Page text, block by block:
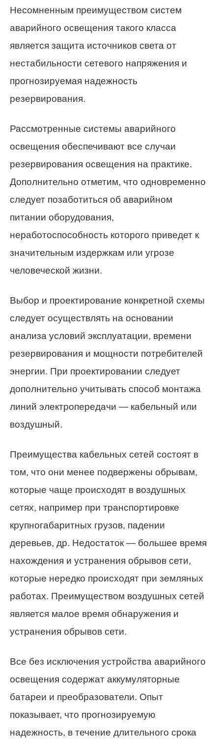
Несомненным преимуществом систем
аварийного освещения такого класса
является защита источников света от
нестабильности сетевого напряжения и
прогнозируемая надежность
резервирования.
Рассмотренные системы аварийного
освещения обеспечивают все случаи
резервирования освещения на практике.
Дополнительно отметим, что одновременно
следует позаботиться об аварийном
питании оборудования,
неработоспособность которого приведет к
значительным издержкам или угрозе
человеческой жизни.
Выбор и проектирование конкретной схемы
следует осуществлять на основании
анализа условий эксплуатации, времени
резервирования и мощности потребителей
энергии. При проектировании следует
дополнительно учитывать способ монтажа
линий электропередачи — кабельный или
воздушный.
Преимущества кабельных сетей состоят в
том, что они менее подвержены обрывам,
которые чаще происходят в воздушных
сетях, например при транспортировке
крупногабаритных грузов, падении
деревьев, др. Недостаток — большее время
нахождения и устранения обрывов сети,
которые нередко происходят при земляных
работах. Преимуществом воздушных сетей
является малое время обнаружения и
устранения обрывов сети.
Все без исключения устройства аварийного
освещения содержат аккумуляторные
батареи и преобразователи. Опыт
показывает, что прогнозируемую
надежность, в течение длительного срока